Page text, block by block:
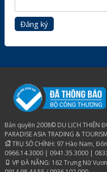
Đăng ký
Bản quyền 2008© DU LỊCH THIÊN
PARADISE ASIA TRADING &
TRỤ SỞ CHÍNH: 97 Hào Nam,
0966.14.3000 | 0941.35.3000 |
VP ĐÀ NẴNG: 162 Trưng Nữ